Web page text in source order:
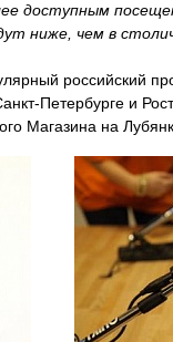
доступным
ниже, чем в
российский
Петербурге и
Магазина на